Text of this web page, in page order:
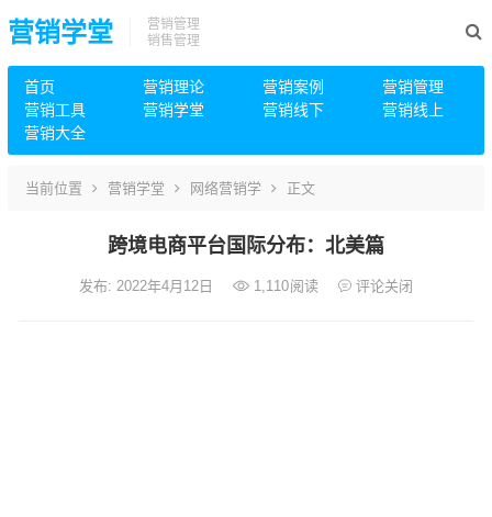
营销学堂
营销管理
销售管理
首页 营销理论 营销案例
营销管理
营销工具
营销学堂 营销线下
营销线上
营销大全
当前位置 营销学堂 网络营销学 正文
跨境电商平台国际分布：北美篇
发布: 2022年4月12日 1,110阅读 评论关闭